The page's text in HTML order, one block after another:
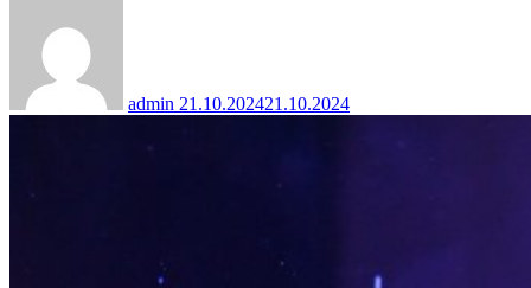
admin 21.10.202421.10.2024